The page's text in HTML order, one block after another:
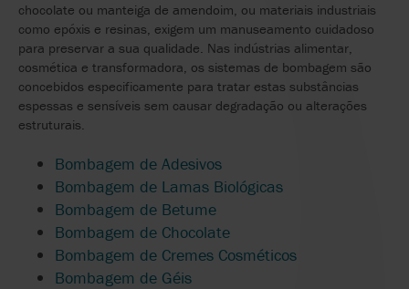
chocolate ou manteiga de amendoim, ou materiais industriais
como epóxis e resinas, exigem um manuseamento cuidadoso
para preservar a sua qualidade. Nas indústrias alimentar,
cosmética e transformadora, os sistemas de bombagem são
concebidos especificamente para tratar estas substâncias
espessas e sensíveis sem causar degradação ou alterações
estruturais.
Bombagem de Adesivos
Bombagem de Lamas Biológicas
Bombagem de Betume
Bombagem de Chocolate
Bombagem de Cremes Cosméticos
Bombagem de Géis